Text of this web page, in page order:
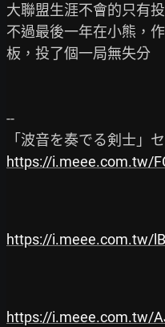
大聯盟生涯不會的只有
不過最後一年在小熊，
板，投了個一局無失分
--
https://i.meee.com.tw/
https://i.meee.com.tw/
https://i.meee.com.tw/